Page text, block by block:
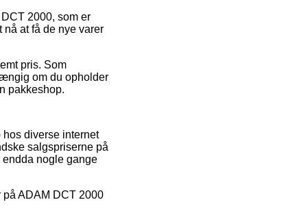
2000, som er
nå at få de nye varer
pris. Som
om du opholder
pakkeshop.
diverse internet
salgspriserne på
nogle gange
på ADAM DCT 2000